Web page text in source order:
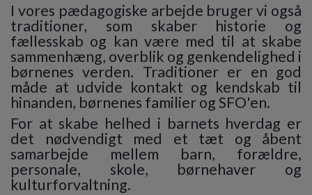
I vores pædagogiske arbejde bruger vi også
traditioner, som skaber historie og
fællesskab og kan være med til at skabe
sammenhæng, overblik og genkendelighed i
børnenes verden. Traditioner er en god
måde at udvide kontakt og kendskab til
hinanden, børnenes familier og SFO'en.
For at skabe helhed i barnets hverdag er
det nødvendigt med et tæt og åbent
samarbejde mellem barn, forældre,
personale, skole, børnehaver og
kulturforvaltning.